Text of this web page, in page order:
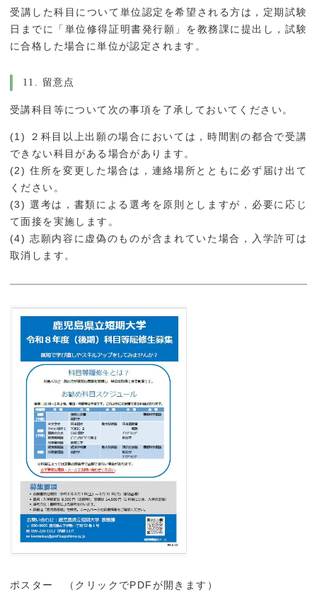
受講した科目について単位認定を希望される方は，定期試験
日までに「単位修得証明書発行願」を教務課に提出し，試験
に合格した場合に単位が認定されます。
11. 留意点
受講科目等について次の事項を了承しておいてください。
(1) ２科目以上出願の場合においては，時間割の都合で受講
できない科目がある場合があります。
(2) 住所を変更した場合は，連絡場所とともに必ず届け出て
ください。
(3) 選考は，書類による選考を原則としますが，必要に応じ
て面接を実施します。
(4) 志願内容に虚偽のものが含まれていた場合，入学許可は
取消します。
ポスター （クリックでPDFが開きます）